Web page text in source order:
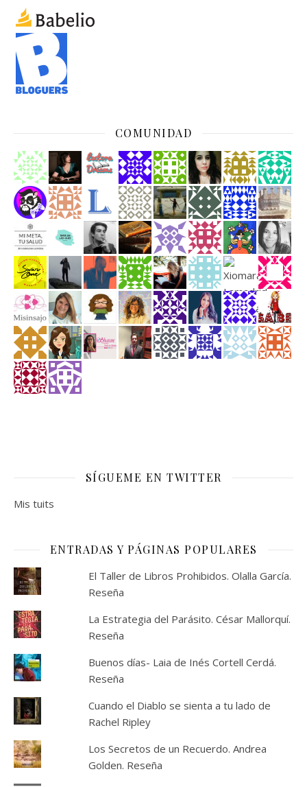
COMUNIDAD
SÍGUEME EN TWITTER
Mis tuits
ENTRADAS Y PÁGINAS POPULARES
El Taller de Libros Prohibidos. Olalla García.
Reseña
La Estrategia del Parásito. César Mallorquí.
Reseña
Buenos días- Laia de Inés Cortell Cerdá.
Reseña
Cuando el Diablo se sienta a tu lado de
Rachel Ripley
Los Secretos de un Recuerdo. Andrea
Golden. Reseña